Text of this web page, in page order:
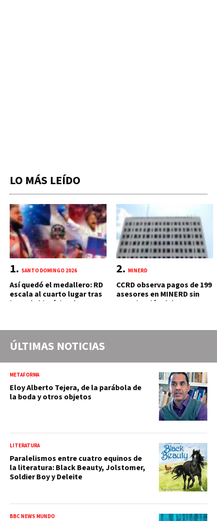
LO MÁS LEÍDO
SANTO DOMINGO 2026
Así quedó el medallero: RD
escala al cuarto lugar tras
jornada histórica de 15
MINERD
CCRD observa pagos de 199
asesores en MINERD sin
autorización del MAP y
y 2020
ÚLTIMAS NOTICIAS
METAFORMA
Eloy Alberto Tejera, de la parábola de
la boda y otros objetos
LITERATURA
Paralelismos entre cuatro equinos de
la literatura: Black Beauty, Jolstomer,
Soldier Boy y Deleite
BBC NEWS MUNDO